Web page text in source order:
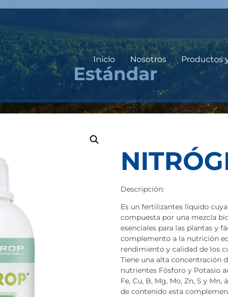
Inicio Nosotros Productos
Estándar
Descripción:
Es un fertilizantes líquido
compuesta por una mezcla
esenciales para las plantas y
complemento a la nutrición
rendimiento y calidad de los
Tiene una alta concentración
nutrientes Fósforo y Potasio
Fe, Cu, B, Mg, Mo, Zn, S y
de contenido esta